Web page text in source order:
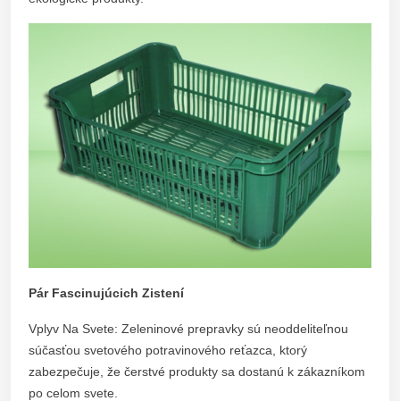
Pár Fascinujúcich Zistení
Vplyv Na Svete: Zeleninové prepravky sú neoddeliteľnou
súčasťou svetového potravinového reťazca, ktorý
zabezpečuje, že čerstvé produkty sa dostanú k zákazníkom
po celom svete.